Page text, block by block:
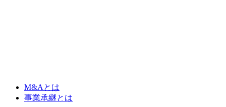
M&Aとは
事業承継とは